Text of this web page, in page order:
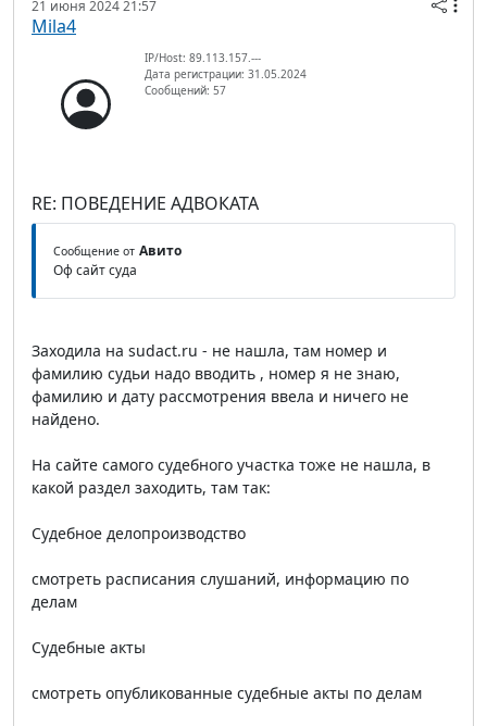
21 июня 2024 21:57
Mila4
IP/Host: 89.113.157.---
Дата регистрации: 31.05.2024
Сообщений: 57
RE: ПОВЕДЕНИЕ АДВОКАТА
Сообщение от Авито
Оф сайт суда
Заходила на sudact.ru - не нашла, там номер и
фамилию судьи надо вводить , номер я не знаю,
фамилию и дату рассмотрения ввела и ничего не
найдено.
На сайте самого судебного участка тоже не нашла, в
какой раздел заходить, там так:
Судебное делопроизводство
смотреть расписания слушаний, информацию по
делам
Судебные акты
смотреть опубликованные судебные акты по делам